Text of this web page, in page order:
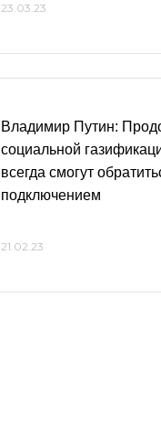
23.03.23
Владимир Путин:
социальной
всегда смогут
подключением
21.02.23